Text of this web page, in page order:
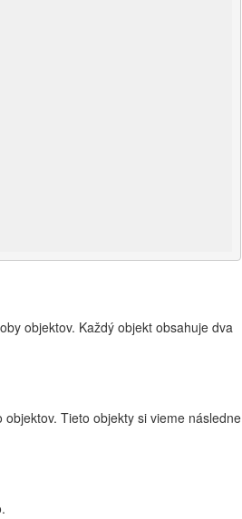
objektov. Každý objekt obsahuje dva
Tieto objekty si vieme následne